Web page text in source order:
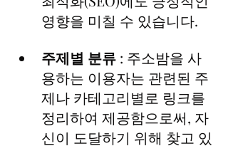
영향을 미칠 수 있습니다.
주제별 분류 : 주소밤을 사
용하는 이용자는 관련된 주
제나 카테고리별로 링크를
정리하여 제공함으로써, 자
신이 도달하기 위해 찾고 있